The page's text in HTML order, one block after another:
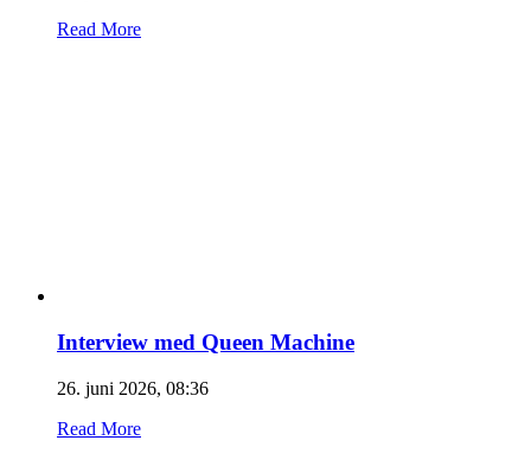
Read More
Interview med Queen Machine
26. juni 2026, 08:36
Read More